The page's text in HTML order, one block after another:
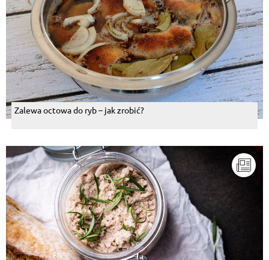
Zalewa octowa do ryb – jak zrobić?